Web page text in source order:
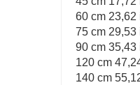
60 cm 23,62
75 cm 29,53
90 cm 35,43
120 cm
140 cm